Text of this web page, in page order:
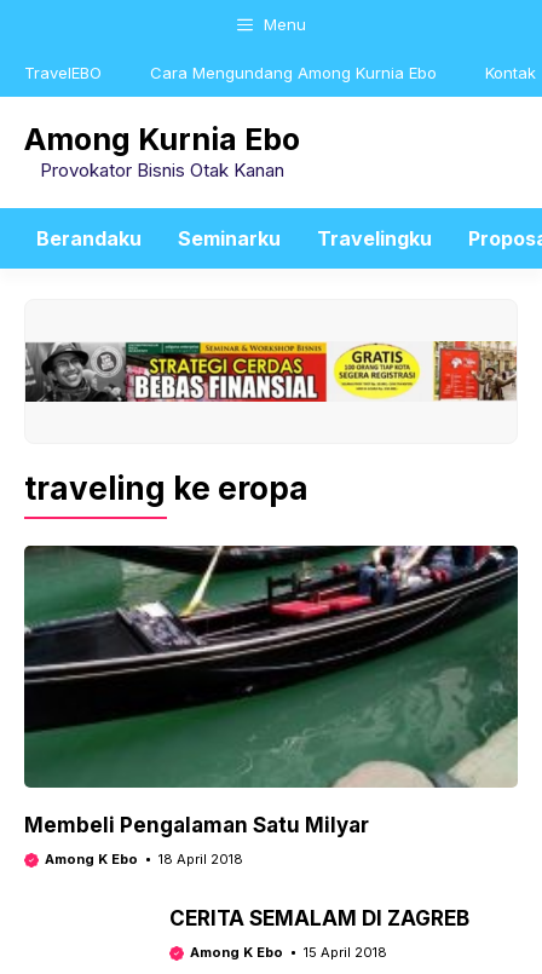
content
Menu
TravelEBO Cara Mengundang Among Kurnia Ebo Kontak
Among Kurnia Ebo
Provokator Bisnis Otak Kanan
Berandaku Seminarku Travelingku
traveling ke eropa
Membeli Pengalaman Satu Milyar
Among K Ebo 18 April 2018
​CERITA SEMALAM DI ZAGREB
Among K Ebo 15 April 2018